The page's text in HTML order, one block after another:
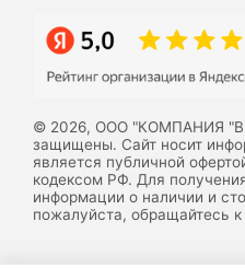
© 2026, ООО "КОМПАНИЯ
защищены. Сайт носит
является публичной
кодексом РФ. Для
информации о наличии и
пожалуйста, обращайтесь